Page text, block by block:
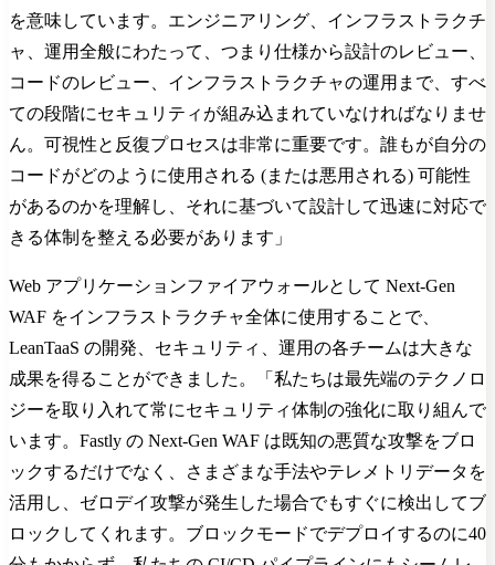
を意味しています。エンジニアリング、インフラストラクチ
ャ、運用全般にわたって、つまり仕様から設計のレビュー、
コードのレビュー、インフラストラクチャの運用まで、すべ
ての段階にセキュリティが組み込まれていなければなりませ
ん。可視性と反復プロセスは非常に重要です。誰もが自分の
コードがどのように使用される (または悪用される) 可能性
があるのかを理解し、それに基づいて設計して迅速に対応で
きる体制を整える必要があります」
Web アプリケーションファイアウォールとして Next-Gen
WAF をインフラストラクチャ全体に使用することで、
LeanTaaS の開発、セキュリティ、運用の各チームは大きな
成果を得ることができました。「私たちは最先端のテクノロ
ジーを取り入れて常にセキュリティ体制の強化に取り組んで
います。Fastly の Next-Gen WAF は既知の悪質な攻撃をブロ
ックするだけでなく、さまざまな手法やテレメトリデータを
活用し、ゼロデイ攻撃が発生した場合でもすぐに検出してブ
ロックしてくれます。ブロックモードでデプロイするのに40